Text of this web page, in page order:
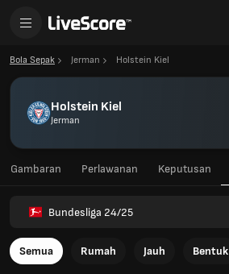
Bola Sepak Jerman Holstein Kiel
Holstein Kiel
Jerman
Gambaran Perlawanan Keputusan
Bundesliga 24/25
Semua Rumah Jauh Bentuk